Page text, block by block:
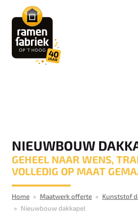
NIEUWBOUW
GEHEEL NAAR WENS,
VOLLEDIG OP MAAT
Home Maatwerk offerte
Kunststof
Nieuwbouw dakkapel